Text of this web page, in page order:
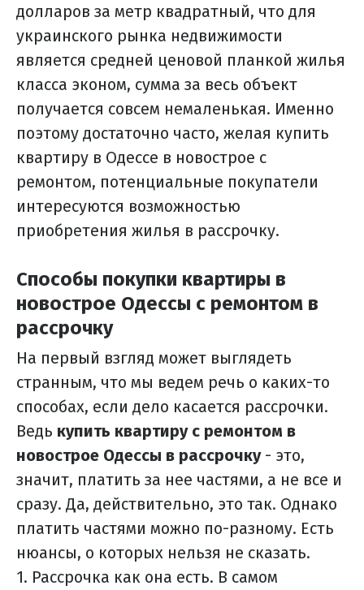
долларов за метр квадратный, что для
украинского рынка недвижимости
является средней ценовой планкой жилья
класса эконом, сумма за весь объект
получается совсем немаленькая. Именно
поэтому достаточно часто, желая купить
квартиру в Одессе в новострое с
ремонтом, потенциальные покупатели
интересуются возможностью
приобретения жилья в рассрочку.
Способы покупки квартиры в
новострое Одессы с ремонтом в
рассрочку
На первый взгляд может выглядеть
странным, что мы ведем речь о каких-то
способах, если дело касается рассрочки.
Ведь купить квартиру с ремонтом в
новострое Одессы в рассрочку- это,
значит, платить за нее частями, а не все и
сразу. Да, действительно, это так. Однако
платить частями можно по-разному. Есть
нюансы, о которых нельзя не сказать.
1. Рассрочка как она есть. В самом